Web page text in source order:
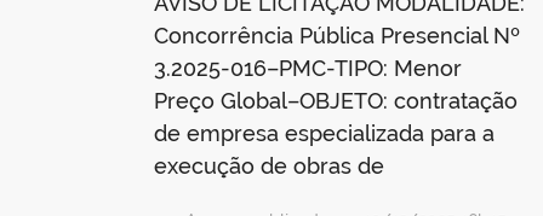
Concorrência Pública Presencial Nº
3.2025-016–PMC-TIPO: Menor
Preço Global–OBJETO: contratação
de empresa especializada para a
execução de obras de